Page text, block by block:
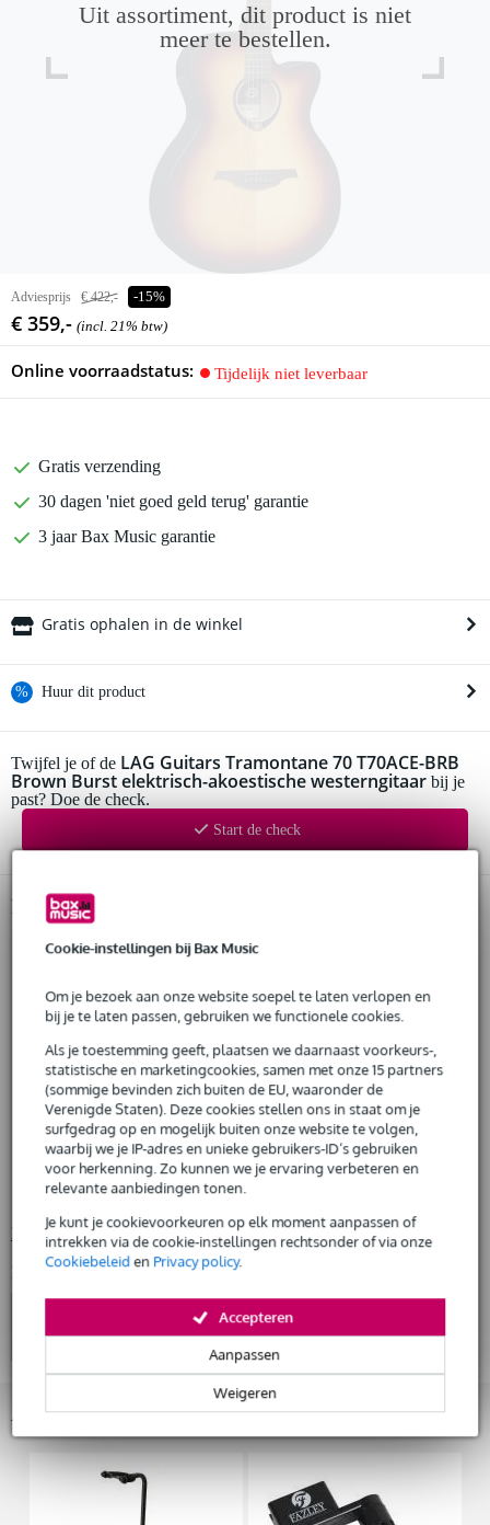
Cookie-instellingen bij Bax Music
Om je bezoek aan onze website soepel te laten verlopen en
bij je te laten passen, gebruiken we functionele cookies.
Als je toestemming geeft, plaatsen we daarnaast voorkeurs-,
statistische en marketingcookies, samen met onze 15 partners
(sommige bevinden zich buiten de EU, waaronder de
Verenigde Staten). Deze cookies stellen ons in staat om je
surfgedrag op en mogelijk buiten onze website te volgen,
waarbij we je IP-adres en unieke gebruikers-ID’s gebruiken
voor herkenning. Zo kunnen we je ervaring verbeteren en
relevante aanbiedingen tonen.
Je kunt je cookievoorkeuren op elk moment aanpassen of
intrekken via de cookie-instellingen rechtsonder of via onze
Cookiebeleiden Privacy policy.
Weigeren
Aanpassen
Accepteren
Uit assortiment, dit product is niet
meer te bestellen.
Adviesprijs € 422,- -15%
€ 359,- (incl. 21% btw)
Online voorraadstatus: Tijdelijk niet leverbaar
Gratis verzending
30 dagen 'niet goed geld terug' garantie
3 jaar Bax Music garantie
Gratis ophalen in de winkel
% Huur dit product
Huur dit product al vanaf 26 euro per maand
Huur meerdere producten tegelijk: min. € 300,- en max.
€ 2.500,-
Al na 4 maanden maandelijks opzegbaar
Huur dit product
Twijfel je of de LAG Guitars Tramontane 70 T70ACE-BRB
Brown Burst elektrisch-akoestische westerngitaar bij je
past? Doe de check.
Start de check
Productinformatie
Lag Guitars elektrisch-akoestische westerngitaar
serie: Tramontane 70
body
bovenblad: massief Engelmann sparren (solid Engelmann spruce)
zij- en achterkant: sapele
materiaal: okoumé
afwerking: zijdeglans (satin)
mensuur: 25.6 inch (650 mm)
Bekijk alle productspecificaties
Bekijk ook eens (4)
Accessoires (25)